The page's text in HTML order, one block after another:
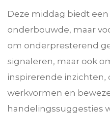
Deze middag biedt
onderbouwde, maar
om onderpresterend
signaleren, maar ook
inspirerende inzichten,
werkvormen en
handelingssuggesties